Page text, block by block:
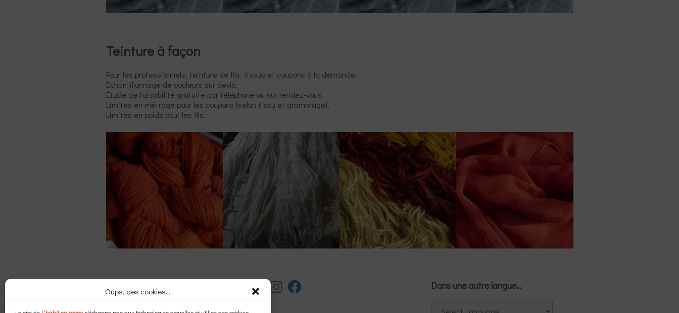
Oups, des cookies...
Teinture à façon
Pour les professionnels, teinture de fils, tissus et coupons à la demande.
Echantillonnage de couleurs sur devis.
Etude de faisabilité gratuite par téléphone ou sur rendez-vous.
Limites en métrage pour les coupons (selon tissu et grammage).
Limites en poids pour les fils.
InstagramFacebook Dans une autre langue…